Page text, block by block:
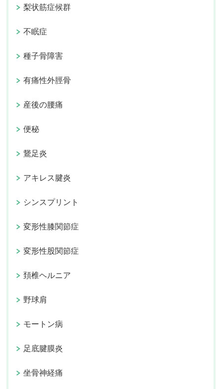
梨状筋症候群
不眠症
種子骨障害
有痛性外脛骨
産後の腰痛
便秘
鵞足炎
アキレス腱炎
シンスプリント
変形性膝関節症
変形性股関節症
頚椎ヘルニア
野球肩
モートン病
足底腱膜炎
坐骨神経痛